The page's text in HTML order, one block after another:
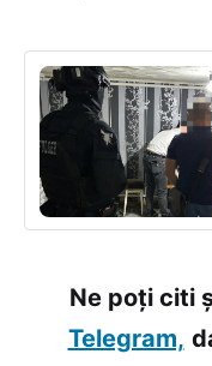
Ne poți citi
Telegram,